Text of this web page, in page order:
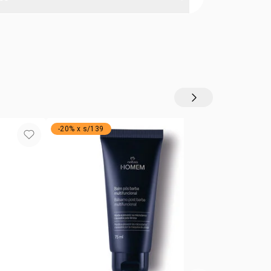
-20% x s/139